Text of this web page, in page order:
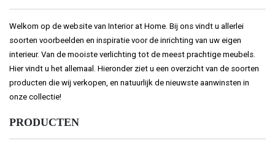
Welkom op de website van Interior at Home. Bij ons vindt u allerlei
soorten voorbeelden en inspiratie voor de inrichting van uw eigen
interieur. Van de mooiste verlichting tot de meest prachtige meubels.
Hier vindt u het allemaal. Hieronder ziet u een overzicht van de soorten
producten die wij verkopen, en natuurlijk de nieuwste aanwinsten in
onze collectie!
PRODUCTEN